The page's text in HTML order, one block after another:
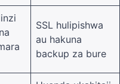
SSL hulipishwa
au hakuna
backup za bure